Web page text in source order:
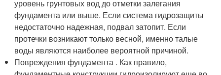
уровень грунтовых вод до отметки залегания
фундамента или выше. Если система гидрозащиты
недостаточно надежная, подвал затопит. Если
протечки возникают только весной, именно талые
воды являются наиболее вероятной причиной.
Повреждения фундамента . Как правило,